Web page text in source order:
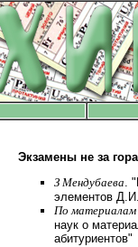
Экзамены не за
З Мендубаева.
элементов
По
наук о
абитуриентов"